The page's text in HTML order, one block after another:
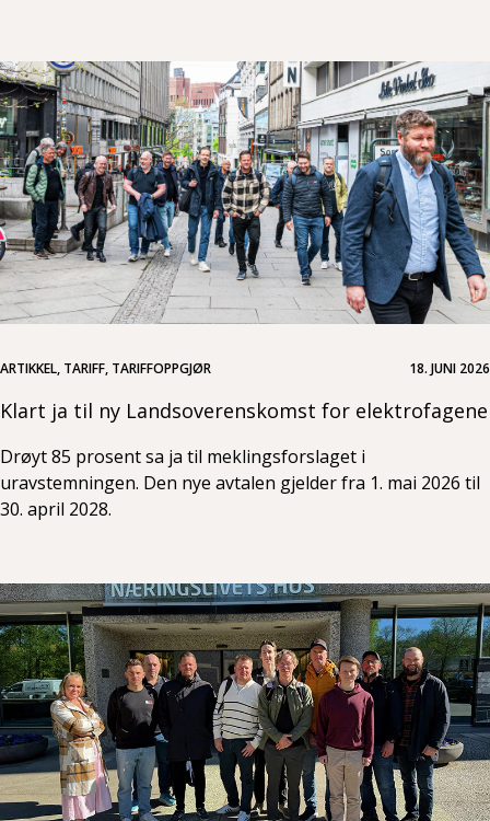
ARTIKKEL, TARIFF, TARIFFOPPGJØR 18. JUNI 2026
Klart ja til ny Landsoverenskomst for elektrofagene
Drøyt 85 prosent sa ja til meklingsforslaget i
uravstemningen. Den nye avtalen gjelder fra 1. mai 2026 til
30. april 2028.